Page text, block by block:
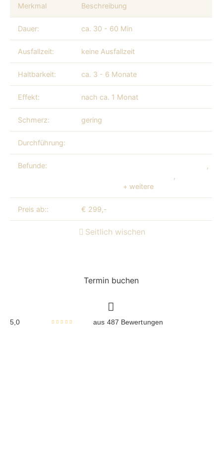
Merkmal Beschreibung
Dauer: ca. 30 - 60 Min
Ausfallzeit: keine Ausfallzeit
Haltbarkeit: ca. 3 - 6 Monate
Effekt: nach ca. 1 Monat
Schmerz: gering
Durchführung:
Befunde: ,
,
+ weitere
Preis ab:: € 299,-
Seitlich wischen
Termin buchen
5,0 aus 487 Bewertungen